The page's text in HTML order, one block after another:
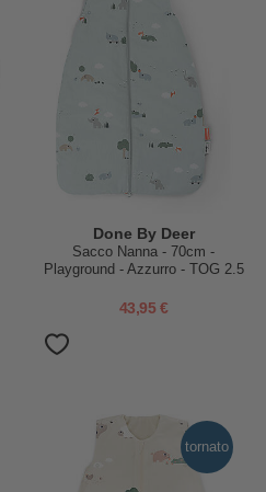
Done By Deer
Sacco Nanna - 70cm -
Playground - Azzurro - TOG 2.5
43,95 €
tornato